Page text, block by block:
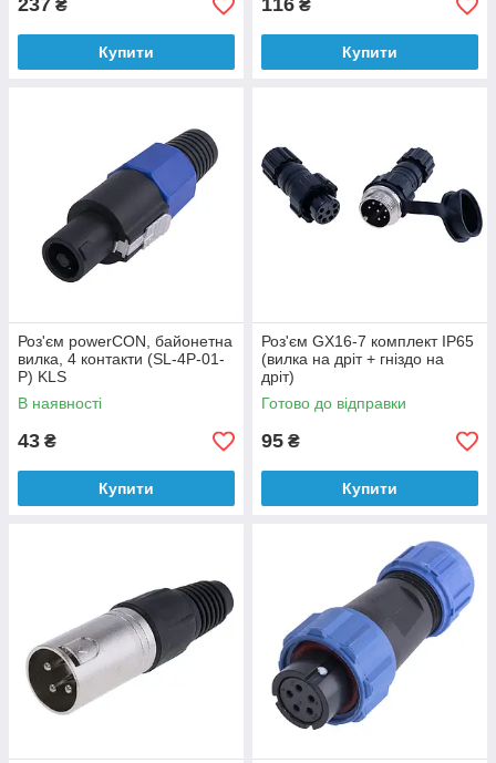
237 ₴
Купити
116 ₴
Купити
Роз'єм powerCON, байонетна
вилка, 4 контакти (SL-4P-01-
P) KLS
В наявності
43 ₴
Купити
Роз'єм GX16-7 комплект IP65
(вилка на дріт + гніздо на
дріт)
Готово до відправки
95 ₴
Купити